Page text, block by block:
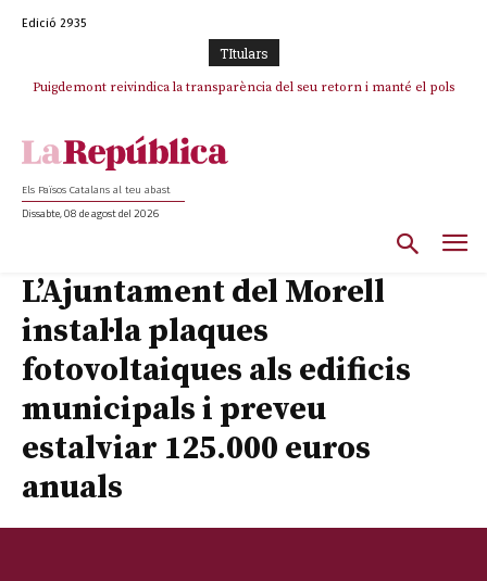
Edició 2935
TItulars
Puigdemont reivindica la transparència del seu retorn i manté el pols
Els Països Catalans al teu abast
Dissabte, 08 de agost del 2026
L’Ajuntament del Morell
instal·la plaques
fotovoltaiques als edificis
municipals i preveu
estalviar 125.000 euros
anuals